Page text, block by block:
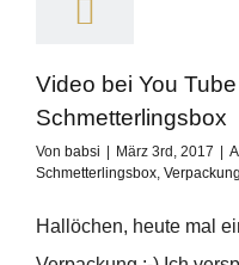
Video bei You
Schmetterlingsbox
Von babsi März 3rd, 2017
Schmetterlingsbox, Verpackung
Hallöchen, heute mal